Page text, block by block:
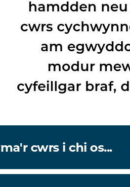
hamdden
cwrs
am
modur
cyfeillgar braf,
cwrs i chi os...